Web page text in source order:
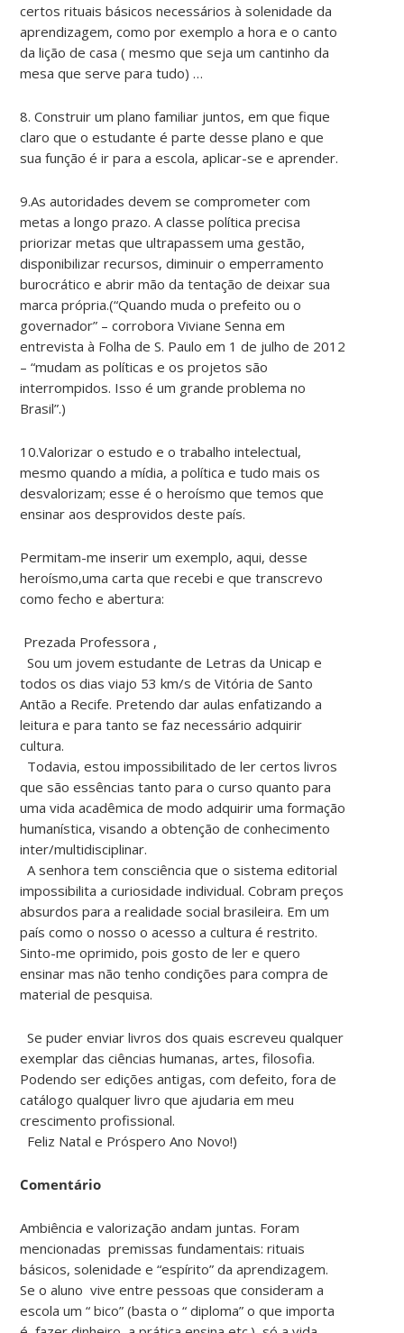
certos rituais básicos necessários à solenidade da
aprendizagem, como por exemplo a hora e o canto
da lição de casa ( mesmo que seja um cantinho da
mesa que serve para tudo) …
8. Construir um plano familiar juntos, em que fique
claro que o estudante é parte desse plano e que
sua função é ir para a escola, aplicar-se e aprender.
9.As autoridades devem se comprometer com
metas a longo prazo. A classe política precisa
priorizar metas que ultrapassem uma gestão,
disponibilizar recursos, diminuir o emperramento
burocrático e abrir mão da tentação de deixar sua
marca própria.(“Quando muda o prefeito ou o
governador” – corrobora Viviane Senna em
entrevista à Folha de S. Paulo em 1 de julho de 2012
– “mudam as políticas e os projetos são
interrompidos. Isso é um grande problema no
Brasil”.)
10.Valorizar o estudo e o trabalho intelectual,
mesmo quando a mídia, a política e tudo mais os
desvalorizam; esse é o heroísmo que temos que
ensinar aos desprovidos deste país.
Permitam-me inserir um exemplo, aqui, desse
heroísmo,uma carta que recebi e que transcrevo
como fecho e abertura:
Prezada Professora ,
Sou um jovem estudante de Letras da Unicap e
todos os dias viajo 53 km/s de Vitória de Santo
Antão a Recife. Pretendo dar aulas enfatizando a
leitura e para tanto se faz necessário adquirir
cultura.
Todavia, estou impossibilitado de ler certos livros
que são essências tanto para o curso quanto para
uma vida acadêmica de modo adquirir uma formação
humanística, visando a obtenção de conhecimento
inter/multidisciplinar.
A senhora tem consciência que o sistema editorial
impossibilita a curiosidade individual. Cobram preços
absurdos para a realidade social brasileira. Em um
país como o nosso o acesso a cultura é restrito.
Sinto-me oprimido, pois gosto de ler e quero
ensinar mas não tenho condições para compra de
material de pesquisa.
Se puder enviar livros dos quais escreveu qualquer
exemplar das ciências humanas, artes, filosofia.
Podendo ser edições antigas, com defeito, fora de
catálogo qualquer livro que ajudaria em meu
crescimento profissional.
Feliz Natal e Próspero Ano Novo!)
Comentário
Ambiência e valorização andam juntas. Foram
mencionadas premissas fundamentais: rituais
básicos, solenidade e “espírito” da aprendizagem.
Se o aluno vive entre pessoas que consideram a
escola um “ bico” (basta o “ diploma” o que importa